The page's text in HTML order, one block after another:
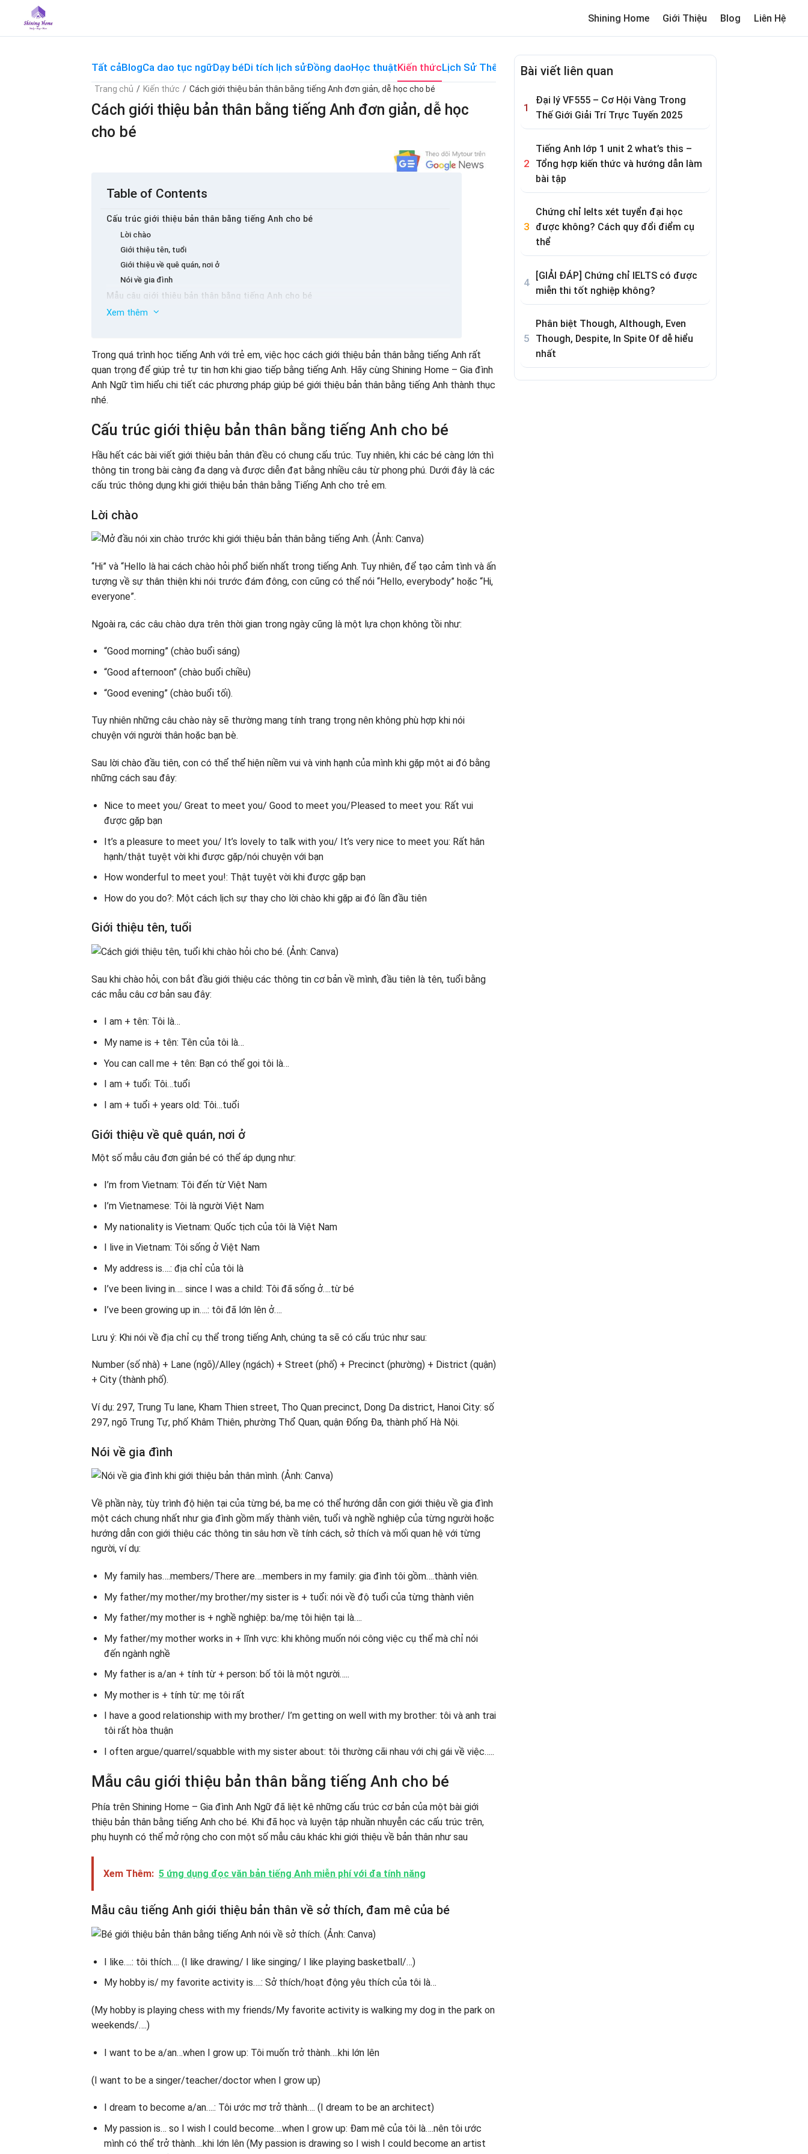
content
Shining Home Giới Thiệu Blog Liên Hệ
Tất cảBlogCa dao tục ngữDạy béDi tích lịch sửĐồng daoHọc thuậtKiến thứcLịch Sử Thế Giới MemeReview trường cho bé
Trang chủ / Kiến thức / Cách giới thiệu bản thân bằng tiếng Anh đơn giản, dễ học cho bé
Cách giới thiệu bản thân bằng tiếng Anh đơn giản, dễ học
cho bé
Table of Contents
Cấu trúc giới thiệu bản thân bằng tiếng Anh cho bé
Lời chào
Giới thiệu tên, tuổi
Giới thiệu về quê quán, nơi ở
Nói về gia đình
Mẫu câu giới thiệu bản thân bằng tiếng Anh cho bé
Mẫu câu tiếng Anh giới thiệu bản thân về sở thích, đam mê của bé
Cách nhớ các mẫu câu tiếng Anh giới thiệu bản thân hiệu quả cho bé
3 Mẫu giới thiệu bản thân bằng tiếng Anh hay nhất cho bé
Đoạn mẫu giới thiệu bản thân bằng tiếng Anh số 1
Hướng dẫn bé ghi nhớ các đoạn mẫu giới thiệu bản thân bằng tiếng Anh
Ba mẹ ứng dụng các câu mẫu để con tự giới thiệu bản thân bằng tiếng Anh thế nào?
Học qua những mẩu truyện
Ba mẹ nhắc lại nhiều lần và thực hành cùng con
Xem thêm
Trong quá trình học tiếng Anh với trẻ em, việc học cách giới thiệu bản thân bằng tiếng Anh rất
quan trọng để giúp trẻ tự tin hơn khi giao tiếp bằng tiếng Anh. Hãy cùng Shining Home – Gia đình
Anh Ngữ tìm hiểu chi tiết các phương pháp giúp bé giới thiệu bản thân bằng tiếng Anh thành thục
nhé.
Cấu trúc giới thiệu bản thân bằng tiếng Anh cho bé
Hầu hết các bài viết giới thiệu bản thân đều có chung cấu trúc. Tuy nhiên, khi các bé càng lớn thì
thông tin trong bài càng đa dạng và được diễn đạt bằng nhiều câu từ phong phú. Dưới đây là các
cấu trúc thông dụng khi giới thiệu bản thân bằng Tiếng Anh cho trẻ em.
Lời chào
“Hi” và “Hello là hai cách chào hỏi phổ biến nhất trong tiếng Anh. Tuy nhiên, để tạo cảm tình và ấn
tượng về sự thân thiện khi nói trước đám đông, con cũng có thể nói “Hello, everybody” hoặc “Hi,
everyone”.
Ngoài ra, các câu chào dựa trên thời gian trong ngày cũng là một lựa chọn không tồi như:
“Good morning” (chào buổi sáng)
“Good afternoon” (chào buổi chiều)
“Good evening” (chào buổi tối).
Tuy nhiên những câu chào này sẽ thường mang tính trang trọng nên không phù hợp khi nói
chuyện với người thân hoặc bạn bè.
Sau lời chào đầu tiên, con có thể thể hiện niềm vui và vinh hạnh của mình khi gặp một ai đó bằng
những cách sau đây:
Nice to meet you/ Great to meet you/ Good to meet you/Pleased to meet you: Rất vui
được gặp bạn
It’s a pleasure to meet you/ It’s lovely to talk with you/ It’s very nice to meet you: Rất hân
hạnh/thật tuyệt vời khi được gặp/nói chuyện với bạn
How wonderful to meet you!: Thật tuyệt vời khi được gặp bạn
How do you do?: Một cách lịch sự thay cho lời chào khi gặp ai đó lần đầu tiên
Giới thiệu tên, tuổi
Sau khi chào hỏi, con bắt đầu giới thiệu các thông tin cơ bản về mình, đầu tiên là tên, tuổi bằng
các mẫu câu cơ bản sau đây:
I am + tên: Tôi là…
My name is + tên: Tên của tôi là…
You can call me + tên: Bạn có thể gọi tôi là…
I am + tuổi: Tôi…tuổi
I am + tuổi + years old: Tôi…tuổi
Giới thiệu về quê quán, nơi ở
Một số mẫu câu đơn giản bé có thể áp dụng như:
I’m from Vietnam: Tôi đến từ Việt Nam
I’m Vietnamese: Tôi là người Việt Nam
My nationality is Vietnam: Quốc tịch của tôi là Việt Nam
I live in Vietnam: Tôi sống ở Việt Nam
My address is….: địa chỉ của tôi là
I’ve been living in…. since I was a child: Tôi đã sống ở….từ bé
I’ve been growing up in….: tôi đã lớn lên ở….
Lưu ý: Khi nói về địa chỉ cụ thể trong tiếng Anh, chúng ta sẽ có cấu trúc như sau:
Number (số nhà) + Lane (ngõ)/Alley (ngách) + Street (phố) + Precinct (phường) + District (quận)
+ City (thành phố).
Ví dụ: 297, Trung Tu lane, Kham Thien street, Tho Quan precinct, Dong Da district, Hanoi City: số
297, ngõ Trung Tự, phố Khâm Thiên, phường Thổ Quan, quận Đống Đa, thành phố Hà Nội.
Nói về gia đình
Về phần này, tùy trình độ hiện tại của từng bé, ba mẹ có thể hướng dẫn con giới thiệu về gia đình
một cách chung nhất như gia đình gồm mấy thành viên, tuổi và nghề nghiệp của từng người hoặc
hướng dẫn con giới thiệu các thông tin sâu hơn về tính cách, sở thích và mối quan hệ với từng
người, ví dụ:
My family has….members/There are….members in my family: gia đình tôi gồm….thành viên.
My father/my mother/my brother/my sister is + tuổi: nói về độ tuổi của từng thành viên
My father/my mother is + nghề nghiệp: ba/mẹ tôi hiện tại là….
My father/my mother works in + lĩnh vực: khi không muốn nói công việc cụ thể mà chỉ nói
đến ngành nghề
My father is a/an + tính từ + person: bố tôi là một người…..
My mother is + tính từ: mẹ tôi rất
I have a good relationship with my brother/ I’m getting on well with my brother: tôi và anh trai
tôi rất hòa thuận
I often argue/quarrel/squabble with my sister about: tôi thường cãi nhau với chị gái về việc…..
Mẫu câu giới thiệu bản thân bằng tiếng Anh cho bé
Phía trên Shining Home – Gia đình Anh Ngữ đã liệt kê những cấu trúc cơ bản của một bài giới
thiệu bản thân bằng tiếng Anh cho bé. Khi đã học và luyện tập nhuần nhuyễn các cấu trúc trên,
phụ huynh có thể mở rộng cho con một số mẫu câu khác khi giới thiệu về bản thân như sau
Xem Thêm: 5 ứng dụng đọc văn bản tiếng Anh miễn phí với đa tính năng
Mẫu câu tiếng Anh giới thiệu bản thân về sở thích, đam mê của bé
I like….: tôi thích…. (I like drawing/ I like singing/ I like playing basketball/…)
My hobby is/ my favorite activity is….: Sở thích/hoạt động yêu thích của tôi là…
(My hobby is playing chess with my friends/My favorite activity is walking my dog in the park on
weekends/….)
I want to be a/an…when I grow up: Tôi muốn trở thành….khi lớn lên
(I want to be a singer/teacher/doctor when I grow up)
I dream to become a/an….: Tôi ước mơ trở thành…. (I dream to be an architect)
My passion is… so I wish I could become….when I grow up: Đam mê của tôi là….nên tôi ước
mình có thể trở thành….khi lớn lên (My passion is drawing so I wish I could become an artist
Bài viết liên quan
Đại lý VF555 – Cơ Hội Vàng Trong
Thế Giới Giải Trí Trực Tuyến 2025
Tiếng Anh lớp 1 unit 2 what’s this –
Tổng hợp kiến thức và hướng dẫn làm
bài tập
Chứng chỉ Ielts xét tuyển đại học
được không? Cách quy đổi điểm cụ
thể
[GIẢI ĐÁP] Chứng chỉ IELTS có được
miễn thi tốt nghiệp không?
Phân biệt Though, Although, Even
Though, Despite, In Spite Of dễ hiểu
nhất